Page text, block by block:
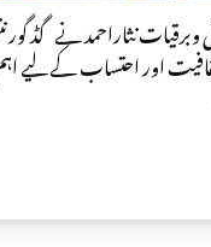
وبرقیات نثاراحمد نے گڈ
اور احتساب کے لیے